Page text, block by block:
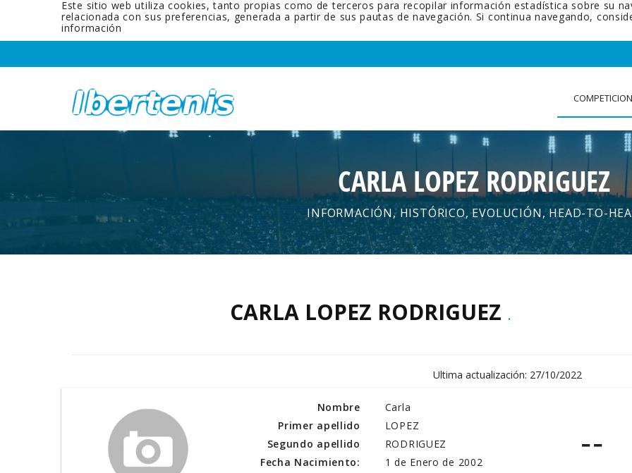
Este sitio web utiliza cookies, tanto propias como de terceros para recopilar información estadística sobre su
relacionada con sus preferencias, generada a partir de sus pautas de navegación. Si continua navegando,
información
CARLA LOPEZ RODRIGUEZ
INFORMACIÓN, HISTÓRICO, EVOLUCIÓN, HEAD-TO-
CARLA LOPEZ RODRIGUEZ .
Ultima actualización: 27/10/2022
Nombre
Primer apellido
Segundo apellido
Fecha Nacimiento:
Carla
LOPEZ
RODRIGUEZ
1 de Enero de 2002
--